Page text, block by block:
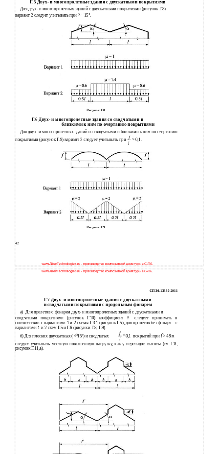
Г.5 Двух- и многопролетные здания с двускатными покрытиями
Для двух- и многопролетных зданий с двускатными покрытиями (рисунок Г.8)
вариант 2 следует учитывать при 15°
Рисунок Г.8
Г.6 Двух- и многопролетные здания со сводчатыми и
близкими к ним по очертанию покрытиями
Для двух- и многопролетных зданий со сводчатыми и близкими к ним по очертанию
покрытиями (рисунок Г.9) вариант 2 следует учитывать при f
0,1.
l
Рисунок Г.9
42
www.AlienTechnologies.ru - производство композитной арматуры в С-Пб.
www.AlienTechnologies.ru - производство композитной арматуры в С-Пб.
СП 20.13330.2011
Г.7 Двух- и многопролетные здания с двускатными
и сводчатыми покрытиями с продольным фонарем
a) Для пролетов с фонарем двух- и многопролетных зданий с двускатными и
сводчатыми покрытиями (рисунок Г.10) коэффициент
следует принимать в
соответствии с вариантами 1 и 2 схемы Г.3.1 (рисунок Г.5), для пролетов без фонаря – с
вариантами 1 и 2 схем Г.5 и Г.6 (рисунки Г.8, Г.9).
б) Для плоских двускатных ( < 15°) и сводчатых
f
0,1 покрытий при l> 48 м
l
следует учитывать местную повышенную нагрузку, как у перепадов высоты (см. Г.8,
рисунок Г.11,а).